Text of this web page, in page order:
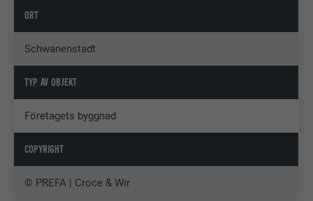
ORT
Schwanenstadt
TYP AV OBJEKT
Företagets byggnad
COPYRIGHT
© PREFA | Croce & Wir